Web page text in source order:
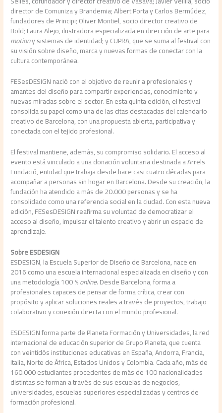
director de Comuniza y Brandemia; Albert Porta y Carlos Bermúdez,
fundadores de Principi; Oliver Montiel, socio director creativo de
Bold; Laura Alejo, ilustradora especializada en dirección de arte para
motiony sistemas de identidad; y CUPRA, que se suma al festival con
su visión sobre diseño, marca y nuevas formas de conectar con la
cultura contemporánea.
FESesDESIGN nació con el objetivo de reunir a profesionales y
amantes del diseño para compartir experiencias, conocimiento y
nuevas miradas sobre el sector. En esta quinta edición, el festival
consolida su papel como una de las citas destacadas del calendario
creativo de Barcelona, con una propuesta abierta, participativa y
conectada con el tejido profesional.
El festival mantiene, además, su compromiso solidario. El acceso al
evento está vinculado a una donación voluntaria destinada a Arrels
Fundació, entidad que trabaja desde hace casi cuatro décadas para
acompañar a personas sin hogar en Barcelona. Desde su creación, la
fundación ha atendido a más de 20.000 personas y se ha
consolidado como una referencia social en la ciudad. Con esta nueva
edición, FESesDESIGN reafirma su voluntad de democratizar el
acceso al diseño, impulsar el talento creativo y abrir un espacio de
aprendizaje.
Sobre ESDESIGN
ESDESIGN, la Escuela Superior de Diseño de Barcelona, nace en
2016 como una escuela internacional especializada en diseño y con
una metodología 100 %online. Desde Barcelona, forma a
profesionales capaces de pensar de forma crítica, crear con
propósito y aplicar soluciones reales a través de proyectos, trabajo
colaborativo y conexión directa con el mundo profesional.
ESDESIGN forma parte de Planeta Formación y Universidades, la red
internacional de educación superior de Grupo Planeta, que cuenta
con veintidós instituciones educativas en España, Andorra, Francia,
Italia, Norte de África, Estados Unidos y Colombia. Cada año, más de
160.000 estudiantes procedentes de más de 100 nacionalidades
distintas se forman a través de sus escuelas de negocios,
universidades, escuelas superiores especializadas y centros de
formación profesional.